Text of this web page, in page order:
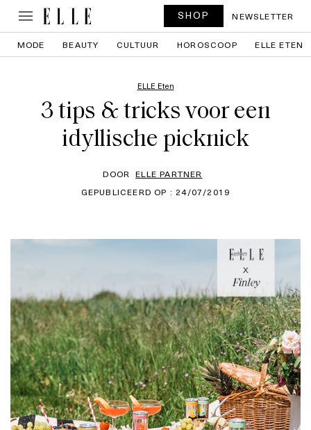
SHOP NEWSLETTER
MODE BEAUTY CULTUUR HOROSCOOP ELLE ETEN
ELLE Eten
3 tips & tricks voor een
idyllische picknick
DOOR ELLE PARTNER
GEPUBLICEERD OP : 24/07/2019